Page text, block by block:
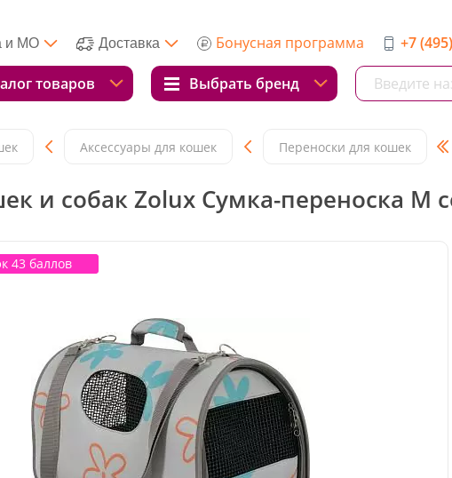
и МО Доставка Бонусная программа +7
товаров Выбрать бренд
Аксессуары для кошек Переноски для кошек
и собак Zolux Сумка-переноска M
43 баллов
43 баллов